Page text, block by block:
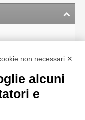
non necessari ✕
alcuni
e